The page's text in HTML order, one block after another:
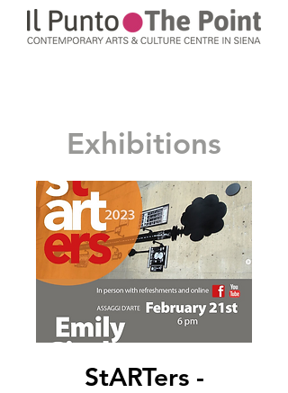
Exhibitions
StARTers -